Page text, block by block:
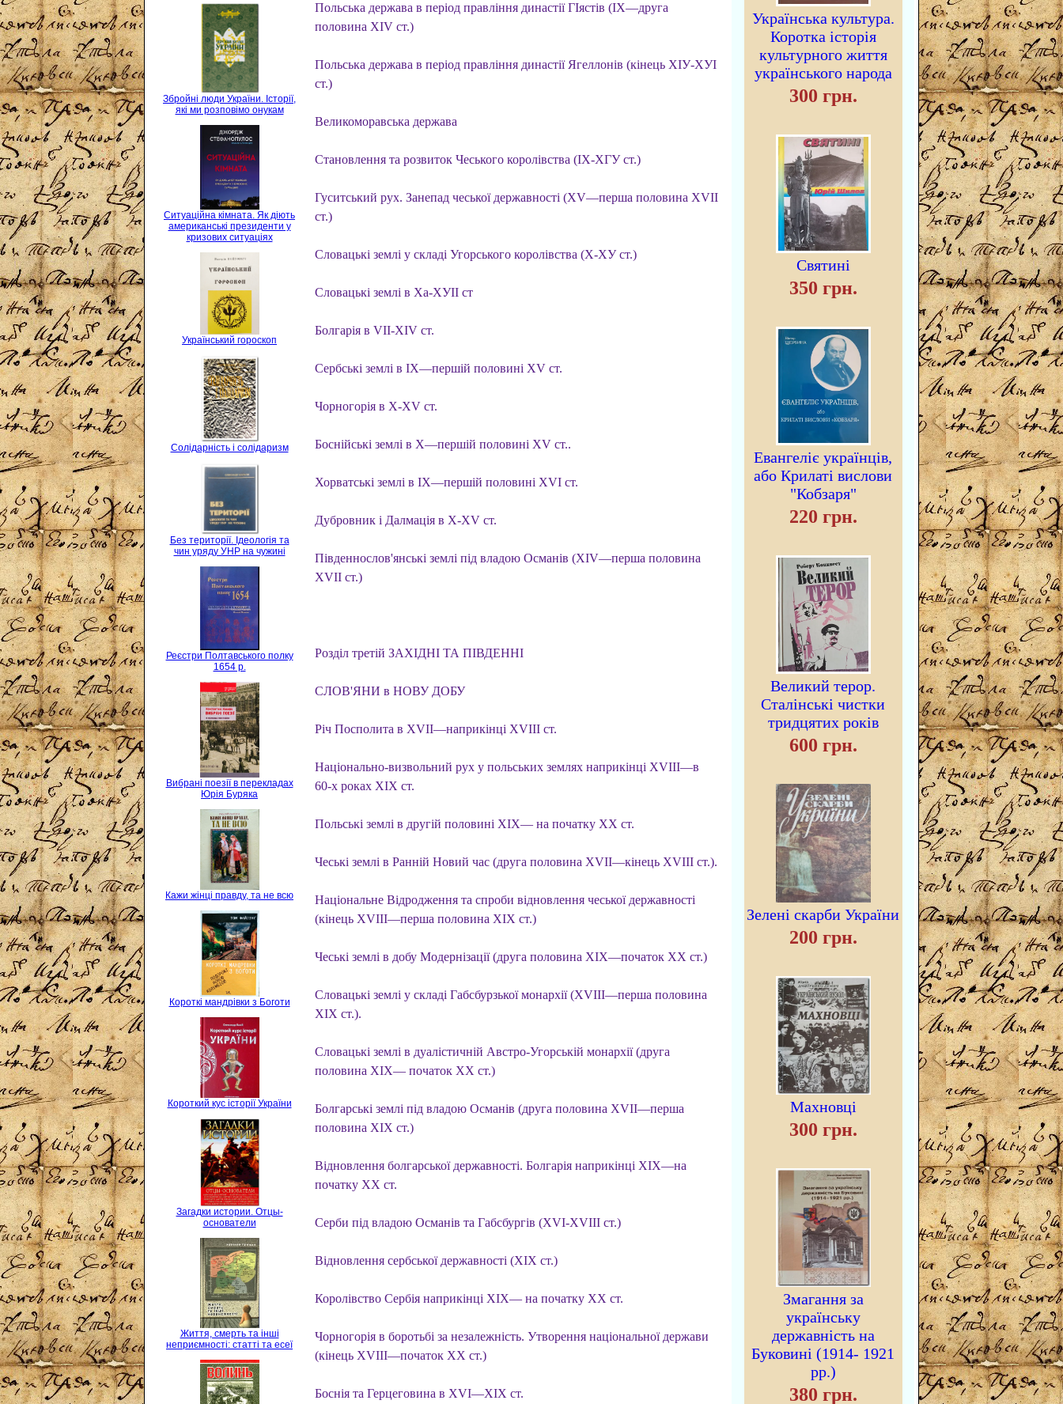
Збройні люди України. Історії,
які ми розповімо онукам
Ситуаційна кімната. Як діють
американські президенти у
кризових ситуаціях
Український гороскоп
Солідарність і солідаризм
Без території. Ідеологія та
чин уряду УНР на чужині
Реєстри Полтавського полку
1654 р.
Вибрані поезії в перекладах
Юрія Буряка
Кажи жінці правду, та не всю
Короткі мандрівки з Боготи
Короткий кус історії України
Загадки истории. Отцы-
основатели
Життя, смерть та інші
неприємності: статті та есеї
Польська держава в період правління династії ГІястів (IX—друга
половина XIV ст.)
Польська держава в період правління династії Ягеллонів (кінець ХІУ-ХУІ
ст.)
Великоморавська держава
Становлення та розвиток Чеського королівства (ІХ-ХГУ ст.)
Гуситський рух. Занепад чеської державності (XV—перша половина XVII
ст.)
Словацькі землі у складі Угорського королівства (Х-ХУ ст.)
Словацькі землі в Ха-ХУІІ ст
Болгарія в VII-XIV ст.
Сербські землі в IX—першій половині XV ст.
Чорногорія в X-XV ст.
Боснійські землі в X—першій половині XV ст..
Хорватські землі в IX—першій половині XVI ст.
Дубровник і Далмація в X-XV ст.
Південнослов'янські землі під владою Османів (XIV—перша половина
XVII ст.)
Розділ третій ЗАХІДНІ ТА ПІВДЕННІ
СЛОВ'ЯНИ в НОВУ ДОБУ
Річ Посполита в XVII—наприкінці XVIII ст.
Національно-визвольний рух у польських землях наприкінці XVIII—в
60-х роках XIX ст.
Польські землі в другій половині XIX— на початку XX ст.
Чеські землі в Ранній Новий час (друга половина XVII—кінець XVIII ст.).
Національне Відродження та спроби відновлення чеської державності
(кінець XVIII—перша половина XIX ст.)
Чеські землі в добу Модернізації (друга половина XIX—початок XX ст.)
Словацькі землі у складі Габсбурзької монархії (XVIII—перша половина
XIX ст.).
Словацькі землі в дуалістичній Австро-Угорській монархії (друга
половина XIX— початок XX ст.)
Болгарські землі під владою Османів (друга половина XVII—перша
половина XIX ст.)
Відновлення болгарської державності. Болгарія наприкінці XIX—на
початку XX ст.
Серби під владою Османів та Габсбургів (XVI-XVIII ст.)
Відновлення сербської державності (XIX ст.)
Королівство Сербія наприкінці XIX— на початку XX ст.
Чорногорія в боротьбі за незалежність. Утворення національної держави
(кінець XVIII—початок XX ст.)
Боснія та Герцеговина в XVI—XIX ст.
Українська культура.
Коротка історія
культурного життя
українського народа
300 грн.
Святині
350 грн.
Евангеліє українців,
або Крилаті вислови
"Кобзаря"
220 грн.
Великий терор.
Сталінські чистки
тридцятих років
600 грн.
Зелені скарби України
200 грн.
Махновці
300 грн.
Змагання за
українську
державність на
Буковині (1914- 1921
рр.)
380 грн.